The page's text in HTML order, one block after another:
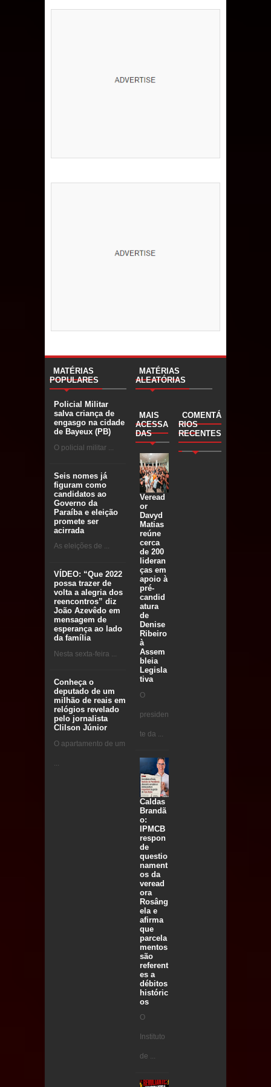
MATÉRIAS
POPULARES
Policial Militar
salva criança de
engasgo na cidade
de Bayeux (PB)
O policial militar ...
Seis nomes já
figuram como
candidatos ao
Governo da
Paraíba e eleição
promete ser
acirrada
As eleições de ...
VÍDEO: “Que 2022
possa trazer de
volta a alegria dos
reencontros” diz
João Azevêdo em
mensagem de
esperança ao lado
da família
Nesta sexta-feira ...
Conheça o
deputado de um
milhão de reais em
relógios revelado
pelo jornalista
Clilson Júnior
O apartamento de um
MATÉRIAS
ALEATÓRIAS
MAIS
ACESSA
DAS
Veread
or
Davyd
Matias
reúne
cerca
de 200
lideran
ças em
apoio à
pré-
candid
atura
de
Denise
Ribeiro
à
Assem
bleia
Legisla
tiva
O
presiden
te da ...
Caldas
Brandã
o:
IPMCB
respon
de
questio
nament
os da
veread
ora
Rosâng
ela e
afirma
que
parcela
mentos
são
referent
es a
débitos
históric
os
O
Instituto
de ...
COMENTÁ
RIOS
RECENTES